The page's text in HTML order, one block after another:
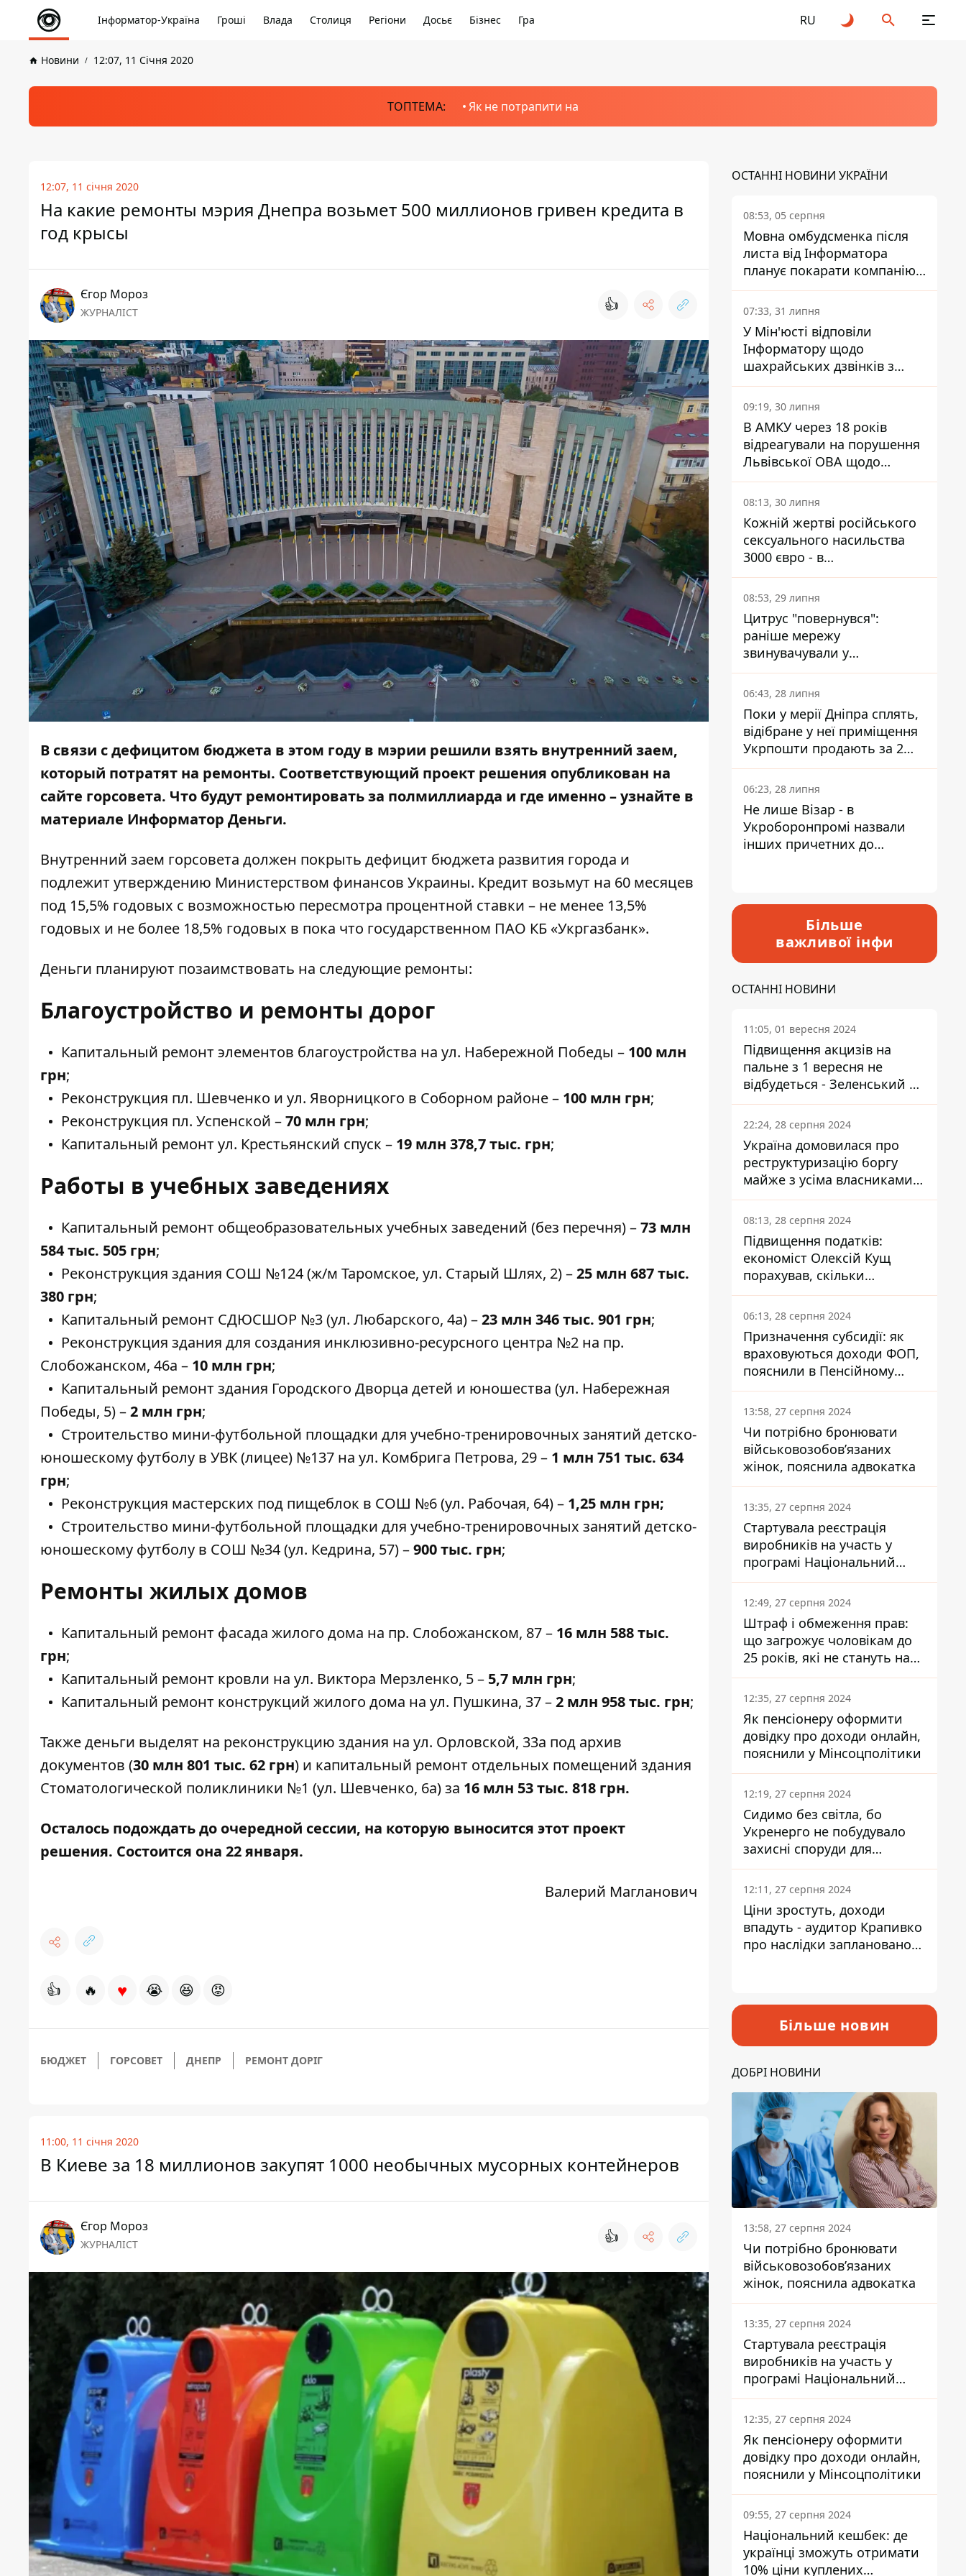
Інформатор-Україна Гроші Влада Столиця Регіони Досьє Бізнес Гра RU
Новини 12:07, 11 Січня 2020
ТОПТЕМА: Як не потрапити на
12:07, 11 січня 2020
На какие ремонты мэрия Днепра возьмет 500 миллионов гривен кредита в
год крысы
Єгор Мороз
ЖУРНАЛІСТ 👍
В связи с дефицитом бюджета в этом году в мэрии решили взять внутренний заем,
который потратят на ремонты. Соответствующий проект решения опубликован на
сайте горсовета. Что будут ремонтировать за полмиллиарда и где именно – узнайте в
материале Информатор Деньги.
Внутренний заем горсовета должен покрыть дефицит бюджета развития города и
подлежит утверждению Министерством финансов Украины. Кредит возьмут на 60 месяцев
под 15,5% годовых с возможностью пересмотра процентной ставки – не менее 13,5%
годовых и не более 18,5% годовых в пока что государственном ПАО КБ «Укргазбанк».
Деньги планируют позаимствовать на следующие ремонты:
Благоустройство и ремонты дорог
Капитальный ремонт элементов благоустройства на ул. Набережной Победы – 100 млн
грн;
Реконструкция пл. Шевченко и ул. Яворницкого в Соборном районе – 100 млн грн;
Реконструкция пл. Успенской –70 млн грн;
Капитальный ремонт ул. Крестьянский спуск – 19 млн 378,7 тыс. грн;
Работы в учебных заведениях
Капитальный ремонт общеобразовательных учебных заведений (без перечня) –73 млн
584 тыс. 505 грн;
Реконструкция здания СОШ №124 (ж/м Таромское, ул. Старый Шлях, 2) –25 млн 687 тыс.
380 грн;
Капитальный ремонт СДЮСШОР №3 (ул. Любарского, 4а) –23 млн 346 тыс. 901 грн;
Реконструкция здания для создания инклюзивно-ресурсного центра №2 на пр.
Слобожанском, 46а – 10 млн грн;
Капитальный ремонт здания Городского Дворца детей и юношества (ул. Набережная
Победы, 5) –2 млн грн;
Строительство мини-футбольной площадки для учебно-тренировочных занятий детско-
юношескому футболу в УВК (лицее) №137 на ул. Комбрига Петрова, 29 – 1 млн 751 тыс. 634
грн;
Реконструкция мастерских под пищеблок в СОШ №6 (ул. Рабочая, 64) – 1,25 млн грн;
Строительство мини-футбольной площадки для учебно-тренировочных занятий детско-
юношескому футболу в СОШ №34 (ул. Кедрина, 57) –900 тыс. грн;
Ремонты жилых домов
Капитальный ремонт фасада жилого дома на пр. Слобожанском, 87 – 16 млн 588 тыс.
грн;
Капитальный ремонт кровли на ул. Виктора Мерзленко, 5 – 5,7 млн грн;
Капитальный ремонт конструкций жилого дома на ул. Пушкина, 37 –2 млн 958 тыс. грн;
Также деньги выделят на реконструкцию здания на ул. Орловской, 33а под архив
документов (30 млн 801 тыс. 62 грн) и капитальный ремонт отдельных помещений здания
Стоматологической поликлиники №1 (ул. Шевченко, 6а) за 16 млн 53 тыс. 818 грн.
Осталось подождать до очередной сессии, на которую выносится этот проект
решения. Состоится она 22 января.
Валерий Магланович
👍 🔥 ♥ 😭 😆 😡
БЮДЖЕТ ГОРСОВЕТ ДНЕПР РЕМОНТ ДОРІГ
11:00, 11 січня 2020
В Киеве за 18 миллионов закупят 1000 необычных мусорных контейнеров
Єгор Мороз
ЖУРНАЛІСТ 👍
ОСТАННІ НОВИНИ УКРАЇНИ
08:53, 05 серпня
Мовна омбудсменка після
листа від Інформатора
планує покарати компанію-
підрядника ПриватБанку
07:33, 31 липня
У Мін'юсті відповіли
Інформатору щодо
шахрайських дзвінків з
камери Сумського СІЗО так,
що ніхто нічого не зрозумів
09:19, 30 липня
В АМКУ через 18 років
відреагували на порушення
Львівської ОВА щодо
харчування у закладах
освіти
08:13, 30 липня
Кожній жертві російського
сексуального насильства
3000 євро - в
Мінсоцполітики пояснили
Інформатору, звідки на це
гроші
08:53, 29 липня
Цитрус "повернувся":
раніше мережу
звинувачували у
контрабанді техніки та
ухиленні від сплати
податків
06:43, 28 липня
Поки у мерії Дніпра сплять,
відібране у неї приміщення
Укрпошти продають за 2
мільйони
06:23, 28 липня
Не лише Візар - в
Укроборонпромі назвали
інших причетних до
Більше
важливої інфи
ОСТАННІ НОВИНИ
11:05, 01 вересня 2024
Підвищення акцизів на
пальне з 1 вересня не
відбудеться - Зеленський не
підписав закон
22:24, 28 серпня 2024
Україна домовилася про
реструктуризацію боргу
майже з усіма власниками
єврооблігацій: що це
означає для країни
08:13, 28 серпня 2024
Підвищення податків:
економіст Олексій Кущ
порахував, скільки
заплатить кожен українець
06:13, 28 серпня 2024
Призначення субсидії: як
враховуються доходи ФОП,
пояснили в Пенсійному
фонді
13:58, 27 серпня 2024
Чи потрібно бронювати
військовозобов’язаних
жінок, пояснила адвокатка
13:35, 27 серпня 2024
Стартувала реєстрація
виробників на участь у
програмі Національний
кешбек: як це зробити
через портал Дія
12:49, 27 серпня 2024
Штраф і обмеження прав:
що загрожує чоловікам до
25 років, які не стануть на
військовий облік
12:35, 27 серпня 2024
Як пенсіонеру оформити
довідку про доходи онлайн,
пояснили у Мінсоцполітики
12:19, 27 серпня 2024
Сидимо без світла, бо
Укренерго не побудувало
захисні споруди для
енергетики - нардеп
Кучеренко
12:11, 27 серпня 2024
Ціни зростуть, доходи
впадуть - аудитор Крапивко
про наслідки запланованого
Більше новин
ДОБРІ НОВИНИ
13:58, 27 серпня 2024
Чи потрібно бронювати
військовозобов’язаних
жінок, пояснила адвокатка
13:35, 27 серпня 2024
Стартувала реєстрація
виробників на участь у
програмі Національний
кешбек: як це зробити
через портал Дія
12:35, 27 серпня 2024
Як пенсіонеру оформити
довідку про доходи онлайн,
пояснили у Мінсоцполітики
09:55, 27 серпня 2024
Національний кешбек: де
українці зможуть отримати
10% ціни куплених